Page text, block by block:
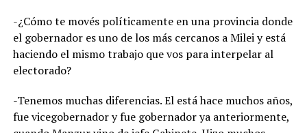
-¿Cómo te movés políticamente en una provincia donde
el gobernador es uno de los más cercanos a Milei y está
haciendo el mismo trabajo que vos para interpelar al
electorado?
-Tenemos muchas diferencias. El está hace muchos años,
fue vicegobernador y fue gobernador ya anteriormente,